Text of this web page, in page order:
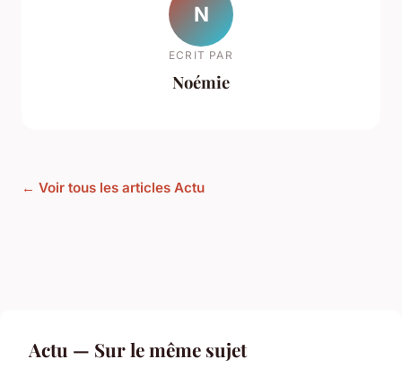
N
ECRIT PAR
Noémie
← Voir tous les articles Actu
Actu — Sur le même sujet